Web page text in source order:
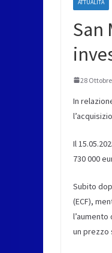
ATTUALITÀ
San
28
In
Il
730 000
Subito
(ECF),
un prezzo